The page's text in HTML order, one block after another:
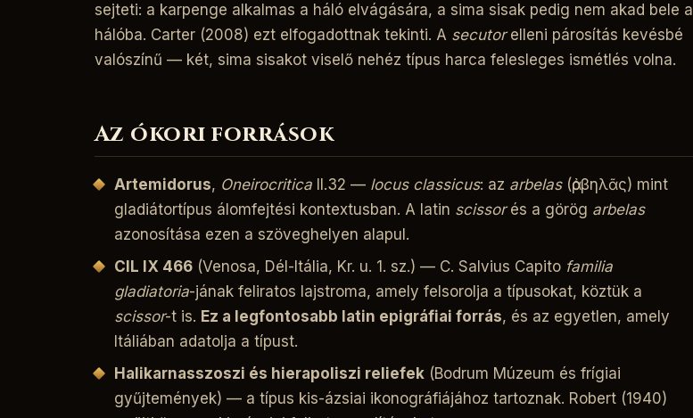
sejteti: a karpenge alkalmas a háló elvágására, a sima sisak pedig nem akad bele a
hálóba. Carter (2008) ezt elfogadottnak tekinti. A secutorelleni párosítás kevésbé
valószínű — két, sima sisakot viselő nehéz típus harca felesleges ismétlés volna.
Az ókori források
Artemidorus, Oneirocritica II.32 — locus classicus: az arbelas(ἀρβηλᾶς) mint
gladiátortípus álomfejtési kontextusban. A latin scissorés a görög arbelas
azonosítása ezen a szöveghelyen alapul.
CIL IX 466 (Venosa, Dél-Itália, Kr. u. 1. sz.) — C. Salvius Capito familia
gladiatoria-jának feliratos lajstroma, amely felsorolja a típusokat, köztük a
scissor-t is. Ez a legfontosabb latin epigráfiai forrás, és az egyetlen, amely
Itáliában adatolja a típust.
Halikarnasszoszi és hierapoliszi reliefek (Bodrum Múzeum és frígiai
gyűjtemények) — a típus kis-ázsiai ikonográfiájához tartoznak. Robert (1940)